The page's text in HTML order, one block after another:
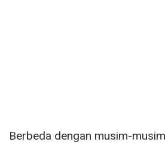
Berbeda dengan musim-